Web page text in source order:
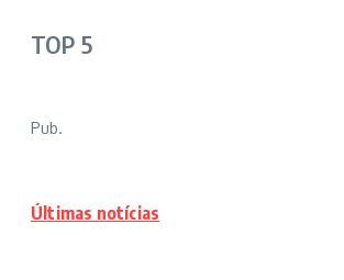
TOP 5
Pub.
Últimas notícias